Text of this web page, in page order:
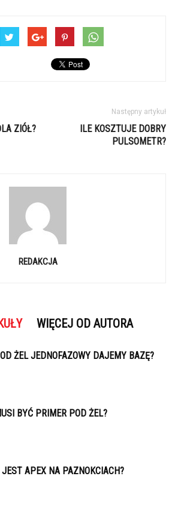
ZIÓŁ?
Następny artykuł
ILE KOSZTUJE DOBRY
PULSOMETR?
REDAKCJA
WIĘCEJ OD AUTORA
ŻEL JEDNOFAZOWY DAJEMY BAZĘ?
BYĆ PRIMER POD ŻEL?
JEST APEX NA PAZNOKCIACH?